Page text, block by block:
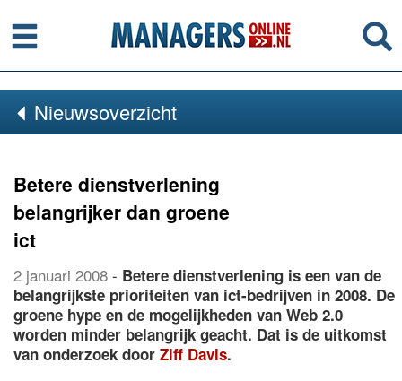
Menu
Nieuwsoverzicht
Betere dienstverlening
belangrijker dan groene
ict
2 januari 2008 - Betere dienstverlening is een van de
belangrijkste prioriteiten van ict-bedrijven in 2008. De
groene hype en de mogelijkheden van Web 2.0
worden minder belangrijk geacht. Dat is de uitkomst
van onderzoek door Ziff Davis.